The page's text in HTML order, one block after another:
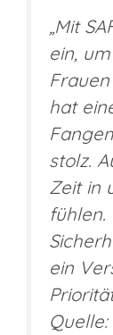
„Mit
ein,
hat
stolz.
Zeit in
fühlen.
ein
Quelle: